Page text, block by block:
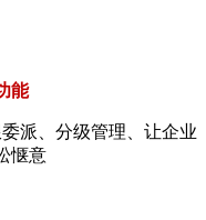
能
派、分级管理、让企业
惬意